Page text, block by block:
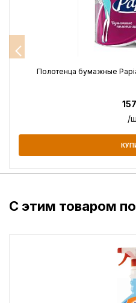
Полотенца бумажные
/
С этим товаром